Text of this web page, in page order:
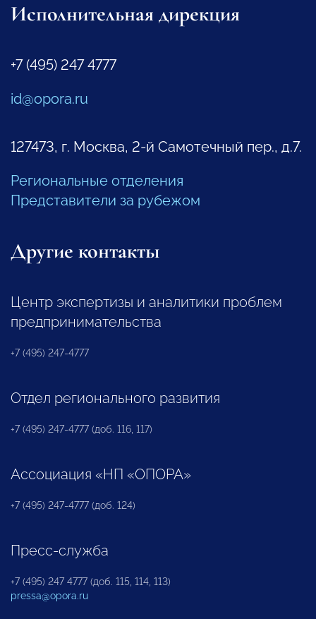
Исполнительная дирекция
+7 (495) 247 4777
id@opora.ru
127473, г. Москва, 2-й Самотечный пер., д.7.
Региональные отделения
Представители за рубежом
Другие контакты
Центр экспертизы и аналитики проблем
предпринимательства
+7 (495) 247-4777
Отдел регионального развития
+7 (495) 247-4777 (доб. 116, 117)
Ассоциация «НП «ОПОРА»
+7 (495) 247-4777 (доб. 124)
Пресс-служба
+7 (495) 247 4777 (доб. 115, 114, 113)
pressa@opora.ru